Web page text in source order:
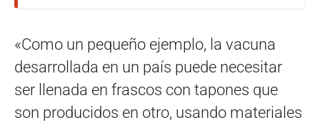
«Como un pequeño ejemplo, la vacuna
desarrollada en un país puede necesitar
ser llenada en frascos con tapones que
son producidos en otro, usando materiales